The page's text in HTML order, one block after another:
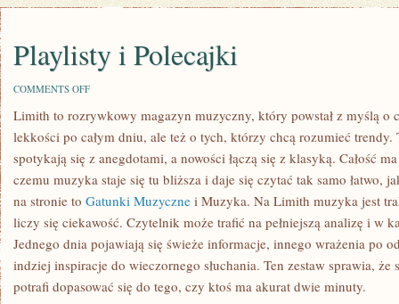
Playlisty i Polecajki
COMMENTS OFFON
I
POLECAJKI
Limith to rozrywkowy magazyn muzyczny, który powstał z myślą o
lekkości po całym dniu, ale też o tych, którzy chcą rozumieć
spotykają się z anegdotami, a nowości łączą się z klasyką. Całość
czemu muzyka staje się tu bliższa i daje się czytać tak samo łatwo,
na stronie to Gatunki Muzyczne i Muzyka. Na Limith muzyka jest
liczy się ciekawość. Czytelnik może trafić na pełniejszą analizę i w
Jednego dnia pojawiają się świeże informacje, innego wrażenia po
indziej inspiracje do wieczornego słuchania. Ten zestaw sprawia,
potrafi dopasować się do tego, czy ktoś ma akurat dwie minuty.